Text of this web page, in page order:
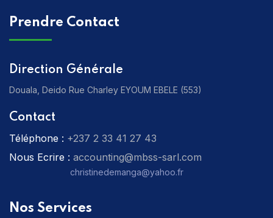
Prendre Contact
Direction Générale
Douala, Deido Rue Charley EYOUM EBELE (553)
Contact
Téléphone : ‎+237 2 33 41 27 43
Nous Ecrire : accounting@mbss-sarl.com
christinedemanga@yahoo.fr
Nos Services